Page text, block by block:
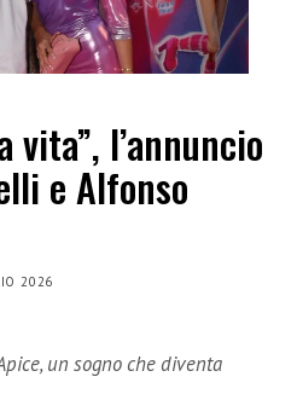
vita”, l’annuncio
e Alfonso
2026
un sogno che diventa